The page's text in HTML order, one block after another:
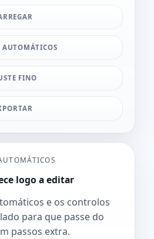
AUTOMÁTICOS
FINO
logo a editar
e os controlos
para que passe do
passos extra.